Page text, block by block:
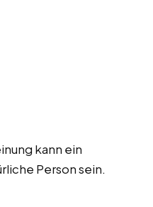
kann ein
Person sein.